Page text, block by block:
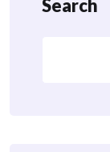
Search